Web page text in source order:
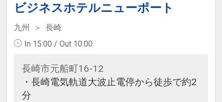
ビジネスホテルニューポート
九州
長崎
In 15:00 / Out 10:00
長崎市元船町16-12
・長崎電気軌道大波止電停から徒歩で約2
分